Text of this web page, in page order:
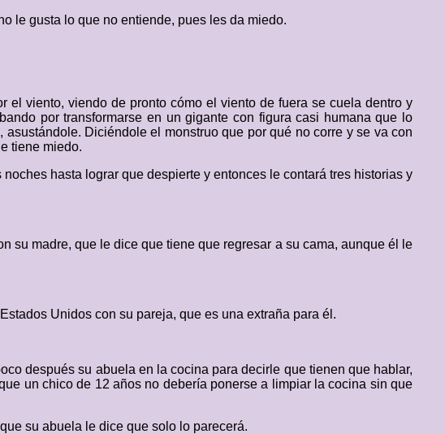
le gusta lo que no entiende, pues les da miedo.
el viento, viendo de pronto cómo el viento de fuera se cuela dentro y
por transformarse en un gigante con figura casi humana que lo
Diciéndole el monstruo que por qué no corre y se va con
tiene miedo.
hasta lograr que despierte y entonces le contará tres historias y
su madre, que le dice que tiene que regresar a su cama, aunque él le
Unidos con su pareja, que es una extraña para él.
después su abuela en la cocina para decirle que tienen que hablar,
un chico de 12 años no debería ponerse a limpiar la cocina sin que
su abuela le dice que solo lo parecerá.